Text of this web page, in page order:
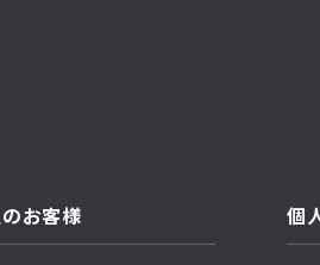
お客様 個